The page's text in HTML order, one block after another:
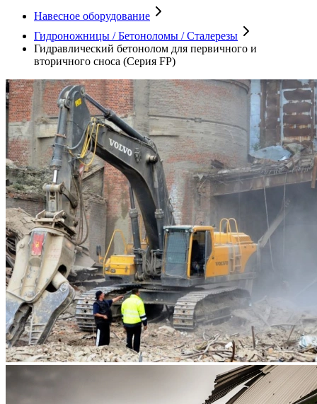
Навесное оборудование
Гидроножницы / Бетоноломы / Сталерезы
Гидравлический бетонолом для первичного и
вторичного сноса (Серия FP)